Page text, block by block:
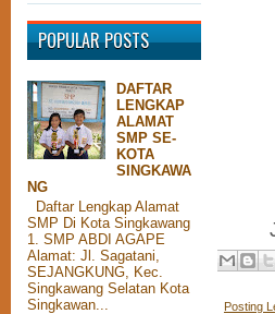
POPULAR POSTS
DAFTAR
LENGKAP
ALAMAT
SMP SE-
KOTA
SINGKAWA
NG
Daftar Lengkap Alamat
SMP Di Kota Singkawang
1. SMP ABDI AGAPE
Alamat: Jl. Sagatani,
SEJANGKUNG, Kec.
Singkawang Selatan Kota
Singkawan...
Posting